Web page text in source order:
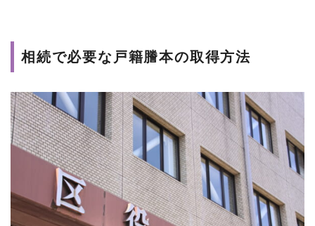
相続で必要な戸籍謄本の取得方法